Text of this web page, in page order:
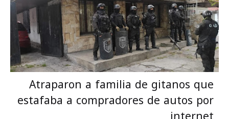
Atraparon a familia de gitanos que
estafaba a compradores de autos por